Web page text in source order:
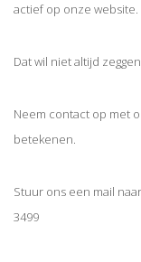
actief op onze website.
Dat wil niet altijd
Neem contact op met
betekenen.
Stuur ons een mail naar
3499